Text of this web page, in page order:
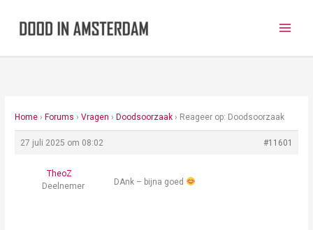
Home › Forums › Vragen › Doodsoorzaak › Reageer op: Doodsoorzaak
27 juli 2025 om 08:02 #11601
TheoZ
Deelnemer
DAnk – bijna goed